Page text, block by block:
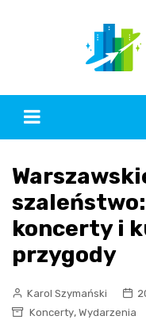
koncerty i
przygody
Karol Szymański
Koncerty, Wydarzenia